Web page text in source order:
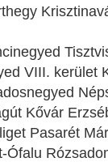
VIII. kerület
Kővár
Pasarét
Ófalu